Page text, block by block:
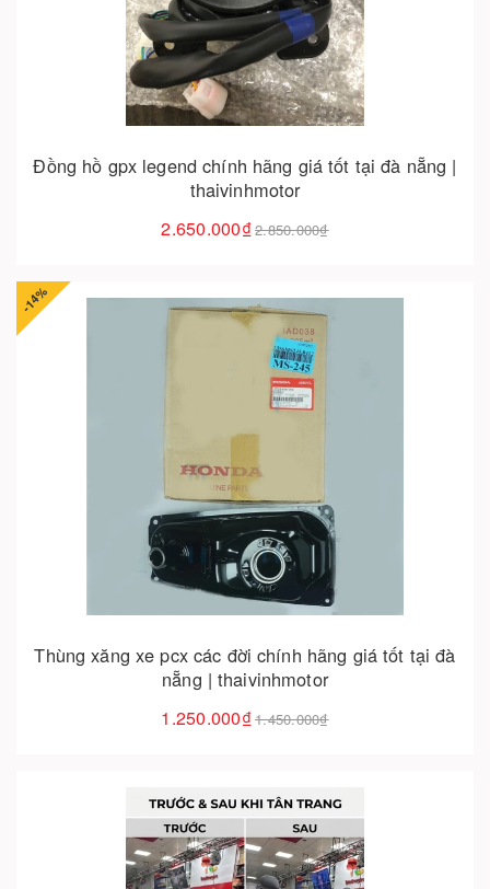
Đồng hồ gpx legend chính hãng giá tốt tại đà nẵng |
thaivinhmotor
2.650.000₫2.850.000₫
Cho vào giỏ hàng
-14%
Thùng xăng xe pcx các đời chính hãng giá tốt tại đà
nẵng | thaivinhmotor
1.250.000₫1.450.000₫
Cho vào giỏ hàng